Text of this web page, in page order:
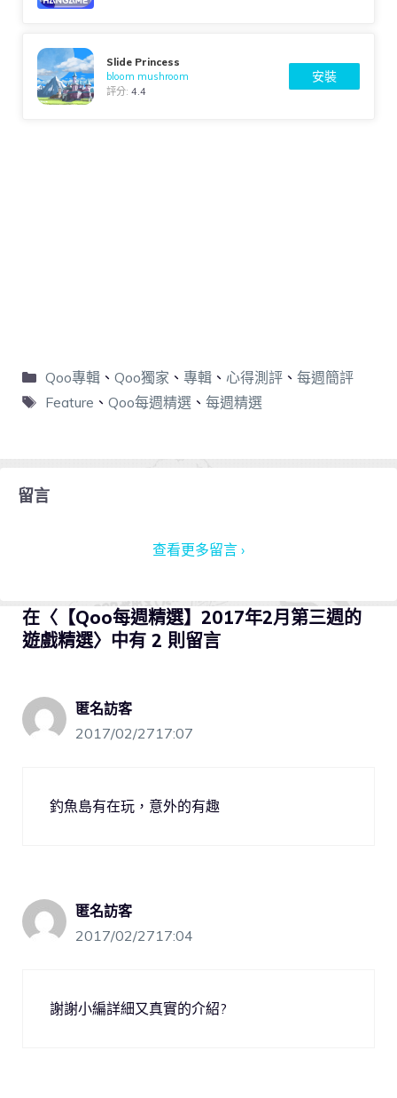
Slide Princess
bloom mushroom
評分:4.4
安裝
Qoo專輯、 Qoo獨家 、 專輯、 心得測評、 每週簡評
Feature 、 Qoo每週精選、 每週精選
留言
查看更多留言 ›
在〈【Qoo每週精選】2017年2月第三週的
遊戲精選〉中有 2 則留言
匿名訪客
2017/02/2717:07
釣魚島有在玩，意外的有趣
匿名訪客
2017/02/2717:04
謝謝小編詳細又真實的介紹?